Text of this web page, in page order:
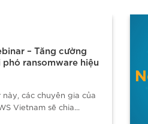
– Tăng cường
ransomware hiệu
các chuyên gia của
Vietnam sẽ chia...